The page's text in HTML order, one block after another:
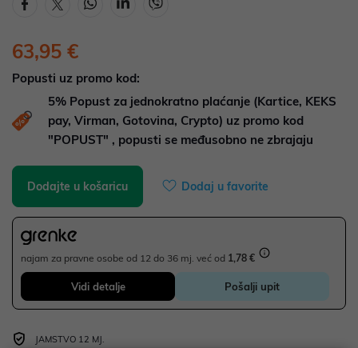
63,95 €
Popusti uz promo kod:
5% Popust za jednokratno plaćanje (Kartice, KEKS
pay, Virman, Gotovina, Crypto) uz promo kod
"POPUST" , popusti se međusobno ne zbrajaju
Dodajte u košaricu Dodaj u favorite
najam za pravne osobe od 12 do 36 mj. već od 1,78 €
Vidi detalje Pošalji upit
JAMSTVO 12 MJ.